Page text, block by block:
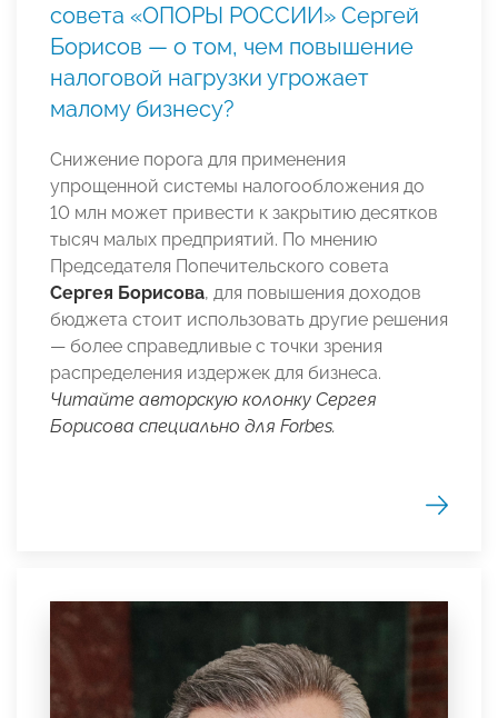
совета «ОПОРЫ РОССИИ» Сергей
Борисов — о том, чем повышение
налоговой нагрузки угрожает
малому бизнесу?
Снижение порога для применения
упрощенной системы налогообложения до
10 млн может привести к закрытию десятков
тысяч малых предприятий. По мнению
Председателя Попечительского совета
Сергея Борисова, для повышения доходов
бюджета стоит использовать другие решения
— более справедливые с точки зрения
распределения издержек для бизнеса.
Читайте авторскую колонку Сергея
Борисова специально для Forbes.